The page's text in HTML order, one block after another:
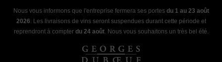
Nous vous informons que l'entreprise fermera ses portes du 1 au 23 août
2026. Les livraisons de vins seront suspendues durant cette période et
reprendront à compter du 24 août. Nous vous souhaitons un très bel été.